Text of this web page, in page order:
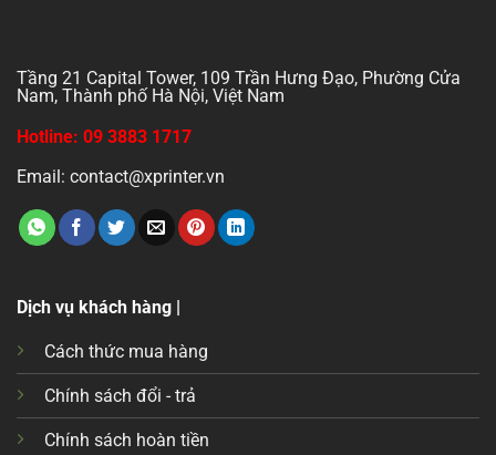
Tầng 21 Capital Tower, 109 Trần Hưng Đạo, Phường Cửa
Nam, Thành phố Hà Nội, Việt Nam
Hotline: 09 3883 1717
Email: contact@xprinter.vn
Dịch vụ khách hàng |
Cách thức mua hàng
Chính sách đổi - trả
Chính sách hoàn tiền